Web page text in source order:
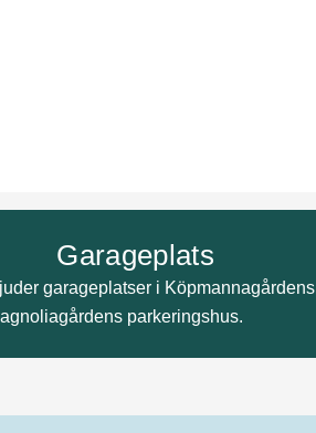
Garageplats
garageplatser i Köpmannagårdens
parkeringshus.